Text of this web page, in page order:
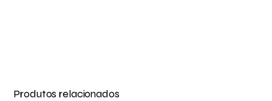
Produtos relacionados